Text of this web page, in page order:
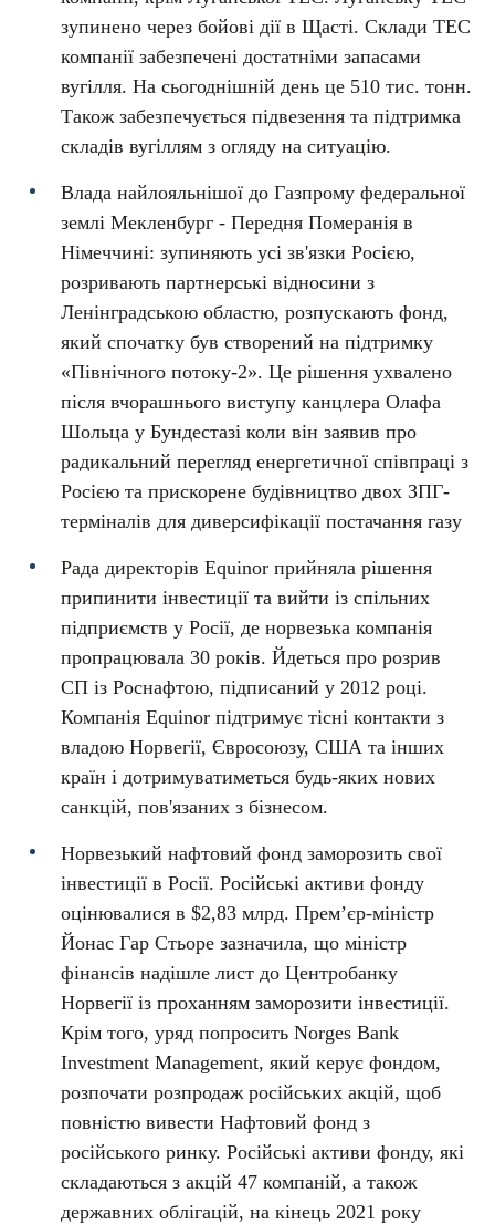
зупинено через бойові дії в Щасті. Склади ТЕС
компанії забезпечені достатніми запасами
вугілля. На сьогоднішній день це 510 тис. тонн.
Також забезпечується підвезення та підтримка
складів вугіллям з огляду на ситуацію.
Влада найлояльнішої до Газпрому федеральної
землі Мекленбург - Передня Померанія в
Німеччині: зупиняють усі зв'язки Росією,
розривають партнерські відносини з
Ленінградською областю, розпускають фонд,
який спочатку був створений на підтримку
«Північного потоку-2». Це рішення ухвалено
після вчорашнього виступу канцлера Олафа
Шольца у Бундестазі коли він заявив про
радикальний перегляд енергетичної співпраці з
Росією та прискорене будівництво двох ЗПГ-
терміналів для диверсифікації постачання газу
Рада директорів Equinor прийняла рішення
припинити інвестиції та вийти із спільних
підприємств у Росії, де норвезька компанія
пропрацювала 30 років. Йдеться про розрив
СП із Роснафтою, підписаний у 2012 році.
Компанія Equinor підтримує тісні контакти з
владою Норвегії, Євросоюзу, США та інших
країн і дотримуватиметься будь-яких нових
санкцій, пов'язаних з бізнесом.
Норвезький нафтовий фонд заморозить свої
інвестиції в Росії. Російські активи фонду
оцінювалися в $2,83 млрд. Прем’єр-міністр
Йонас Гар Стьоре зазначила, що міністр
фінансів надішле лист до Центробанку
Норвегії із проханням заморозити інвестиції.
Крім того, уряд попросить Norges Bank
Investment Management, який керує фондом,
розпочати розпродаж російських акцій, щоб
повністю вивести Нафтовий фонд з
російського ринку. Російські активи фонду, які
складаються з акцій 47 компаній, а також
державних облігацій, на кінець 2021 року